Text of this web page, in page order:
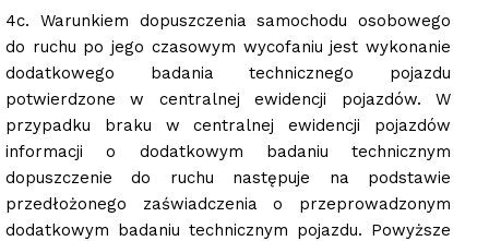
4c. Warunkiem dopuszczenia samochodu osobowego
do ruchu po jego czasowym wycofaniu jest wykonanie
dodatkowego badania technicznego pojazdu
potwierdzone w centralnej ewidencji pojazdów. W
przypadku braku w centralnej ewidencji pojazdów
informacji o dodatkowym badaniu technicznym
dopuszczenie do ruchu następuje na podstawie
przedłożonego zaświadczenia o przeprowadzonym
dodatkowym badaniu technicznym pojazdu. Powyższe